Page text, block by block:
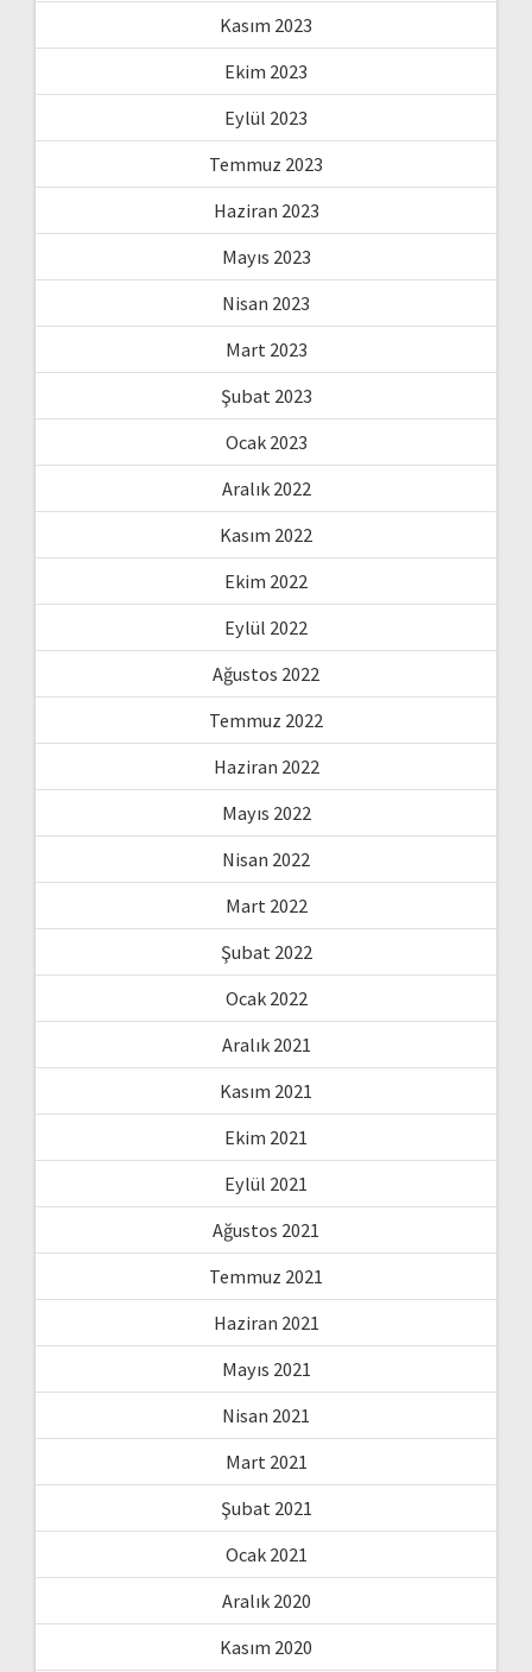
Kasım 2023
Ekim 2023
Eylül 2023
Temmuz 2023
Haziran 2023
Mayıs 2023
Nisan 2023
Mart 2023
Şubat 2023
Ocak 2023
Aralık 2022
Kasım 2022
Ekim 2022
Eylül 2022
Ağustos 2022
Temmuz 2022
Haziran 2022
Mayıs 2022
Nisan 2022
Mart 2022
Şubat 2022
Ocak 2022
Aralık 2021
Kasım 2021
Ekim 2021
Eylül 2021
Ağustos 2021
Temmuz 2021
Haziran 2021
Mayıs 2021
Nisan 2021
Mart 2021
Şubat 2021
Ocak 2021
Aralık 2020
Kasım 2020